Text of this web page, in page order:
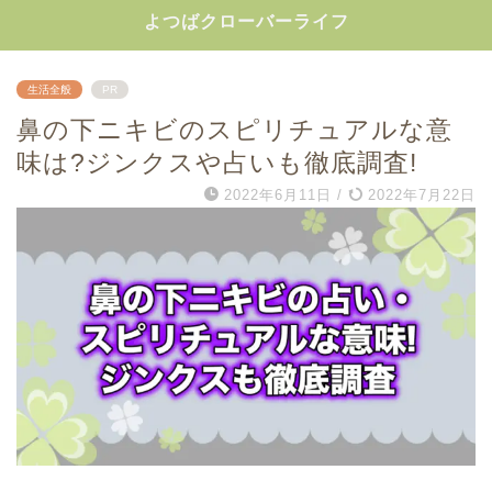
よつばクローバーライフ
生活全般 PR
鼻の下ニキビのスピリチュアルな意
味は?ジンクスや占いも徹底調査!
2022年6月11日 / 2022年7月22日